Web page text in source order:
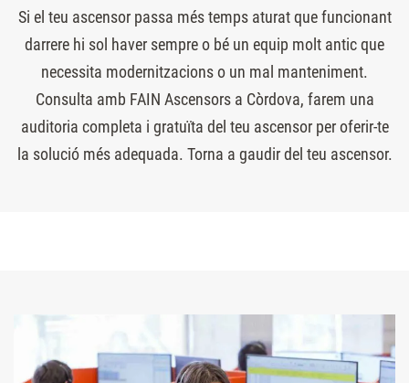
Si el teu ascensor passa més temps aturat que funcionant
darrere hi sol haver sempre o bé un equip molt antic que
necessita modernitzacions o un mal manteniment.
Consulta amb FAIN Ascensors a Còrdova, farem una
auditoria completa i gratuïta del teu ascensor per oferir-te
la solució més adequada. Torna a gaudir del teu ascensor.